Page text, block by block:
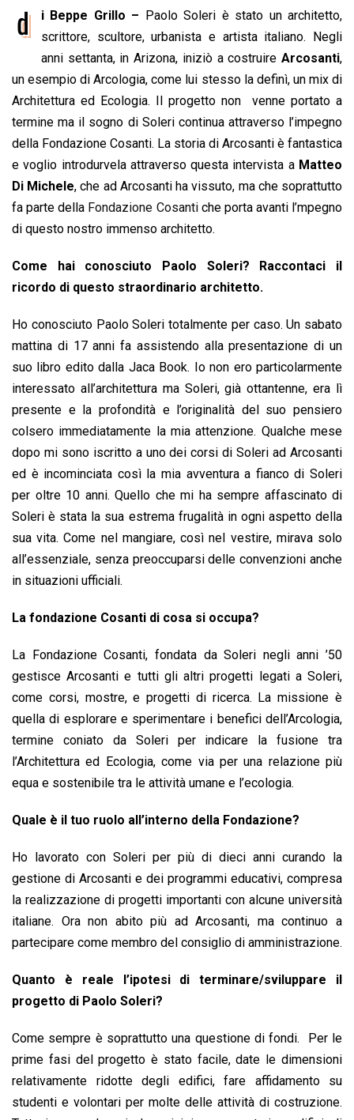
e
b
o
o
k
a
t
s
A
p
p
n
k
e
d
I
n
r
e
a
d
s
a
i
l
p
y
L
i
n
k
i
n
d i Beppe Grillo –
Paolo Soleri è stato un architetto,
scrittore, scultore, urbanista e artista italiano. Negli
anni settanta, in Arizona, iniziò a costruire Arcosanti,
un esempio di Arcologia, come lui stesso la definì, un mix di
Architettura ed Ecologia. Il progetto non venne portato a
termine ma il sogno di Soleri continua attraverso l’impegno
della Fondazione Cosanti. La storia di Arcosanti è fantastica
e voglio introdurvela attraverso questa intervista a Matteo
Di Michele, che ad Arcosanti ha vissuto, ma che soprattutto
fa parte della Fondazione Cosantiche porta avanti l’mpegno
di questo nostro immenso architetto.
Come hai conosciuto Paolo Soleri? Raccontaci il
ricordo di questo straordinario architetto.
Ho conosciuto Paolo Soleri totalmente per caso. Un sabato
mattina di 17 anni fa assistendo alla presentazione di un
suo libro edito dalla Jaca Book. Io non ero particolarmente
interessato all’architettura ma Soleri, già ottantenne, era lì
presente e la profondità e l’originalità del suo pensiero
colsero immediatamente la mia attenzione. Qualche mese
dopo mi sono iscritto a uno dei corsi di Soleri ad Arcosanti
ed è incominciata così la mia avventura a fianco di Soleri
per oltre 10 anni. Quello che mi ha sempre affascinato di
Soleri è stata la sua estrema frugalità in ogni aspetto della
sua vita. Come nel mangiare, così nel vestire, mirava solo
all’essenziale, senza preoccuparsi delle convenzioni anche
in situazioni ufficiali.
La fondazione Cosanti di cosa si occupa?
La Fondazione Cosanti, fondata da Soleri negli anni ’50
gestisce Arcosanti e tutti gli altri progetti legati a Soleri,
come corsi, mostre, e progetti di ricerca. La missione è
quella di esplorare e sperimentare i benefici dell’Arcologia,
termine coniato da Soleri per indicare la fusione tra
l’Architettura ed Ecologia, come via per una relazione più
equa e sostenibile tra le attività umane e l’ecologia.
Quale è il tuo ruolo all’interno della Fondazione?
Ho lavorato con Soleri per più di dieci anni curando la
gestione di Arcosanti e dei programmi educativi, compresa
la realizzazione di progetti importanti con alcune università
italiane. Ora non abito più ad Arcosanti, ma continuo a
partecipare come membro del consiglio di amministrazione.
Quanto è reale l’ipotesi di terminare/sviluppare il
progetto di Paolo Soleri?
Come sempre è soprattutto una questione di fondi. Per le
prime fasi del progetto è stato facile, date le dimensioni
relativamente ridotte degli edifici, fare affidamento su
studenti e volontari per molte delle attività di costruzione.